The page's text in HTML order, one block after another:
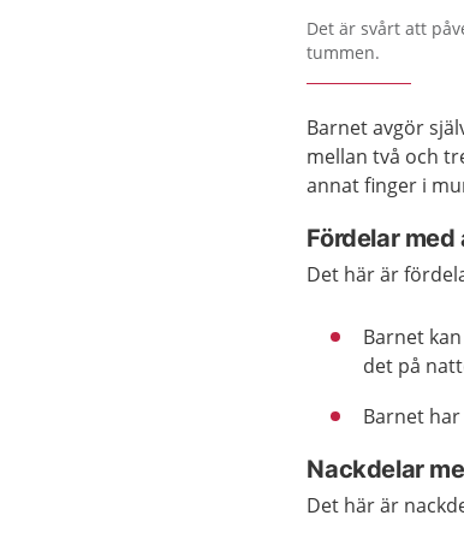
Det är svårt att
tummen.
Barnet avgör
mellan två och
annat finger i
Fördelar
Det här är
Barnet
det på
Barnet
Nackdelar
Det här är